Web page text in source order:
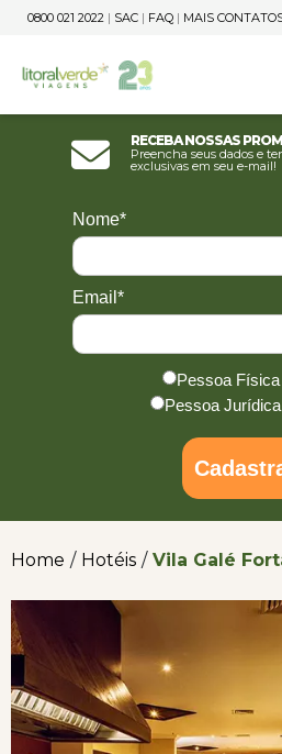
0800 021 2022 | SAC | FAQ | MAIS
Receba nossas
Preencha seus dados e
exclusivas em seu e-mail!
Nome*
Email*
Pessoa
Pessoa
Home / Hotéis / Vila Galé